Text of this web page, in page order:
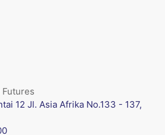
12 Jl. Asia Afrika No.133 - 137,